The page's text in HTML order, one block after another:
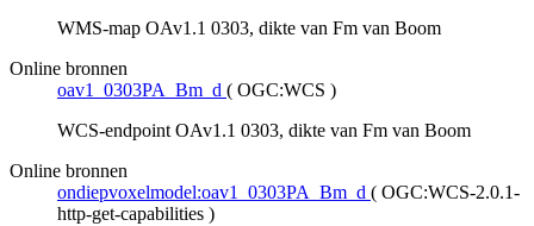
WMS-map OAv1.1 0303, dikte van Fm van Boom
Online bronnen
oav1_0303PA_Bm_d ( OGC:WCS )
WCS-endpoint OAv1.1 0303, dikte van Fm van Boom
Online bronnen
ondiepvoxelmodel:oav1_0303PA_Bm_d ( OGC:WCS-2.0.1-
http-get-capabilities )